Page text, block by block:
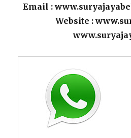
Email :
Website :